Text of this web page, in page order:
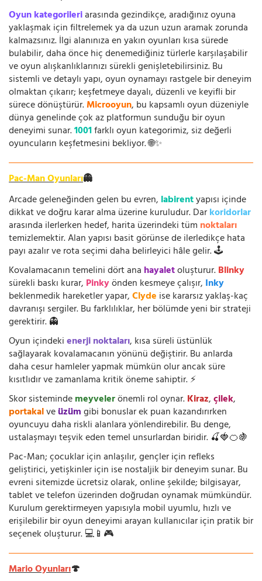
Oyun kategorileriarasında gezindikçe, aradığınız oyuna
yaklaşmak için filtrelemek ya da uzun uzun aramak zorunda
kalmazsınız. İlgi alanınıza en yakın oyunları kısa sürede
bulabilir, daha önce hiç denemediğiniz türlerle karşılaşabilir
ve oyun alışkanlıklarınızı sürekli genişletebilirsiniz. Bu
sistemli ve detaylı yapı, oyun oynamayı rastgele bir deneyim
olmaktan çıkarır; keşfetmeye dayalı, düzenli ve keyifli bir
sürece dönüştürür.Microoyun, bu kapsamlı oyun düzeniyle
dünya genelinde çok az platformun sunduğu bir oyun
deneyimi sunar.1001farklı oyun kategorimiz, siz değerli
oyuncuların keşfetmesini bekliyor. 🌐✨
Pac-Man Oyunları👻
Arcade geleneğinden gelen bu evren, labirentyapısı içinde
dikkat ve doğru karar alma üzerine kuruludur. Darkoridorlar
arasında ilerlerken hedef, harita üzerindeki tüm noktaları
temizlemektir. Alan yapısı basit görünse de ilerledikçe hata
payı azalır ve rota seçimi daha belirleyici hâle gelir. 🕹️
Kovalamacanın temelini dört ana hayaletoluşturur.Blinky
sürekli baskı kurar, Pinkyönden kesmeye çalışır, Inky
beklenmedik hareketler yapar,Clyde ise kararsız yaklaş-kaç
davranışı sergiler. Bu farklılıklar, her bölümde yeni bir strateji
gerektirir. 👻
Oyun içindekienerji noktaları, kısa süreli üstünlük
sağlayarak kovalamacanın yönünü değiştirir. Bu anlarda
daha cesur hamleler yapmak mümkün olur ancak süre
kısıtlıdır ve zamanlama kritik öneme sahiptir. ⚡
Skor sistemindemeyvelerönemli rol oynar.Kiraz,çilek,
portakalveüzümgibi bonuslar ek puan kazandırırken
oyuncuyu daha riskli alanlara yönlendirebilir. Bu denge,
ustalaşmayı teşvik eden temel unsurlardan biridir. 🍒🍓🍊🍇
Pac-Man; çocuklar için anlaşılır, gençler için refleks
geliştirici, yetişkinler için ise nostaljik bir deneyim sunar. Bu
evreni sitemizde ücretsiz olarak, online şekilde; bilgisayar,
tablet ve telefon üzerinden doğrudan oynamak mümkündür.
Kurulum gerektirmeyen yapısıyla mobil uyumlu, hızlı ve
erişilebilir bir oyun deneyimi arayan kullanıcılar için pratik bir
seçenek oluşturur. 💻📱🎮
Mario Oyunları🍄